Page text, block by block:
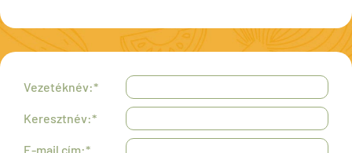
Vezetéknév:*
Keresztnév:*
E-mail cím:*